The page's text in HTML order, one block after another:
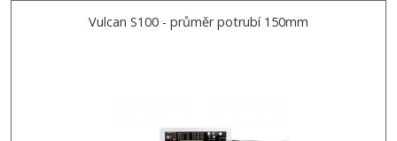
Vulcan S100 - průměr potrubí 150mm